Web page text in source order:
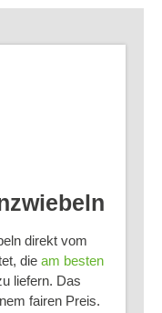
direkt vom
die am besten
liefern. Das
fairen Preis.